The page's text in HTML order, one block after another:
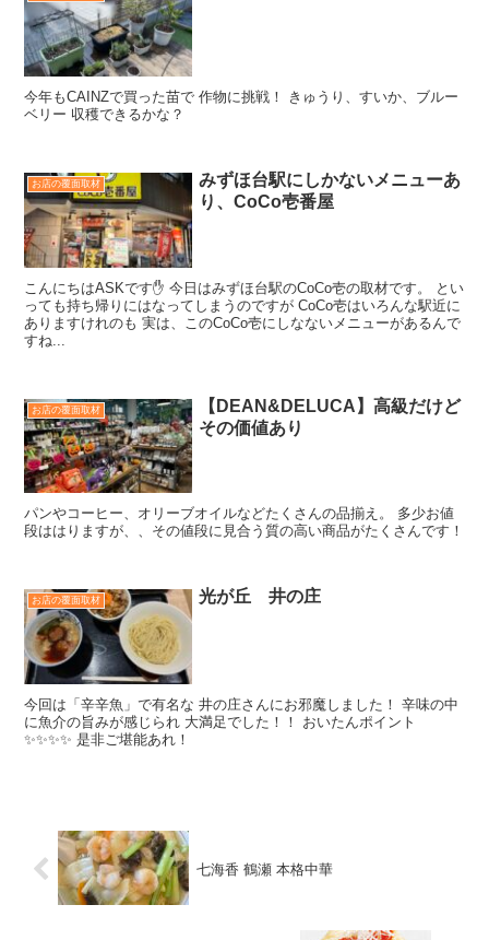
今年もCAINZで買った苗で 作物に挑戦！ きゅうり、すいか、ブルー
ベリー 収穫できるかな？
お店の覆面取材
みずほ台駅にしかないメニューあ
り、CoCo壱番屋
こんにちはASKです✋ 今日はみずほ台駅のCoCo壱の取材です。 とい
っても持ち帰りにはなってしまうのですが CoCo壱はいろんな駅近に
ありますけれのも 実は、このCoCo壱にしなないメニューがあるんで
すね...
お店の覆面取材
【DEAN&DELUCA】高級だけど
その価値あり
パンやコーヒー、オリーブオイルなどたくさんの品揃え。 多少お値
段ははりますが、、その値段に見合う質の高い商品がたくさんです！
お店の覆面取材 光が丘 井の庄
今回は「辛辛魚」で有名な 井の庄さんにお邪魔しました！ 辛味の中
に魚介の旨みが感じられ 大満足でした！！ おいたんポイント
✨✨✨✨ 是非ご堪能あれ！
七海香 鶴瀬 本格中華